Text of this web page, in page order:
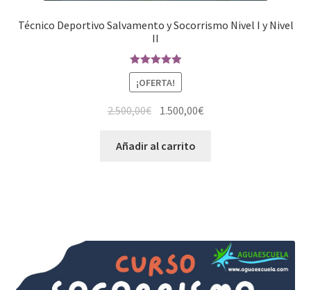
Técnico Deportivo Salvamento y Socorrismo Nivel I y Nivel
II
Valorado en
5.00de 5
¡OFERTA!
2.500,00€ 1.500,00€
Añadir al carrito